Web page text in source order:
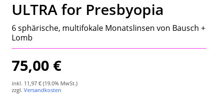
Wetterstation
Hygrometer
Kontakt
ULTRA for Presbyopia
6 sphärische, multifokale Monatslinsen von Bausch +
Lomb
75,00 €
inkl. 11,97 € (19.0% MwSt.)
zzgl. Versandkosten